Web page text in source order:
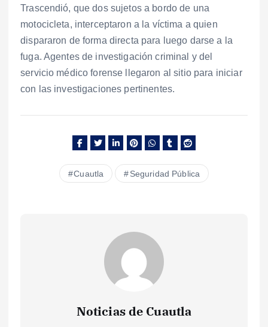
Trascendió, que dos sujetos a bordo de una
motocicleta, interceptaron a la víctima a quien
dispararon de forma directa para luego darse a la
fuga. Agentes de investigación criminal y del
servicio médico forense llegaron al sitio para iniciar
con las investigaciones pertinentes.
Cuautla Seguridad Pública
Noticias de Cuautla